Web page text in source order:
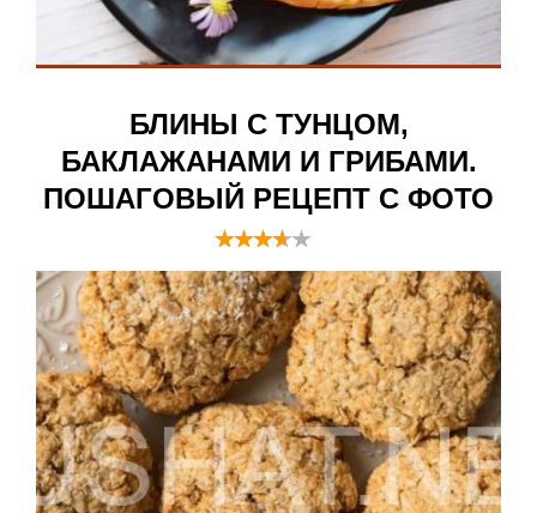
БЛИНЫ С ТУНЦОМ,
БАКЛАЖАНАМИ И ГРИБАМИ.
ПОШАГОВЫЙ РЕЦЕПТ С ФОТО